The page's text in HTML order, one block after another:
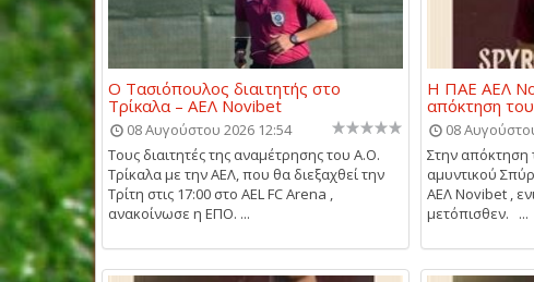
Ο Τασιόπουλος διαιτητής στο
Τρίκαλα – ΑΕΛ Novibet
08 Αυγούστου 2026 12:54
Τους διαιτητές της αναμέτρησης του Α.Ο.
Τρίκαλα με την ΑΕΛ, που θα διεξαχθεί την
Τρίτη στις 17:00 στο AEL FC Arena ,
ανακοίνωσε η ΕΠΟ. ...
Η ΠΑΕ ΑΕΛ
απόκτηση
08
Στην απόκτηση
αμυντικού
ΑΕΛ Novibet ,
μετόπισθεν. ...